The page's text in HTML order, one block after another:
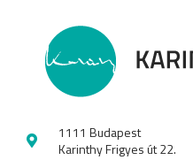
1111 Budapest
Karinthy Frigyes út 22.